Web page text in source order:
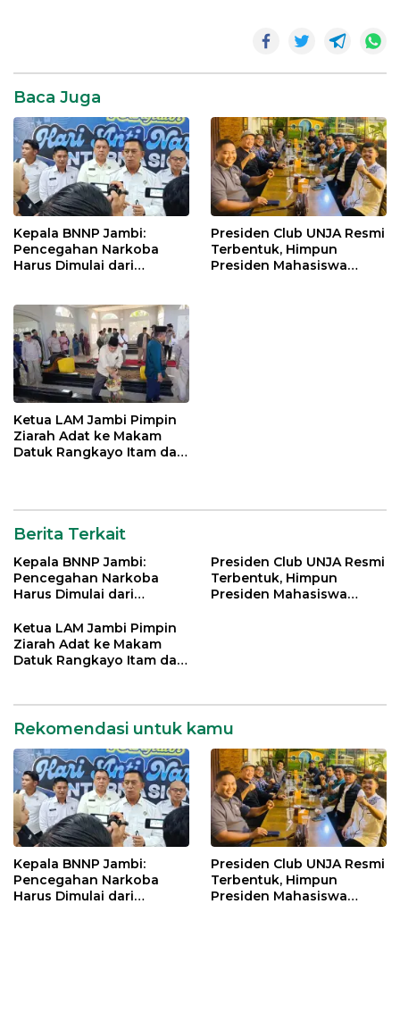
Baca Juga
Kepala BNNP Jambi:
Pencegahan Narkoba
Harus Dimulai dari
Presiden Club UNJA Resmi
Terbentuk, Himpun
Presiden Mahasiswa
Ketua LAM Jambi Pimpin
Ziarah Adat ke Makam
Datuk Rangkayo Itam dan
Berita Terkait
Kepala BNNP Jambi:
Pencegahan Narkoba
Harus Dimulai dari
Indonesia Emas 2045
Presiden Club UNJA Resmi
Terbentuk, Himpun
Presiden Mahasiswa
Ketua LAM Jambi Pimpin
Ziarah Adat ke Makam
Datuk Rangkayo Itam dan
Rekomendasi untuk kamu
Kepala BNNP Jambi:
Pencegahan Narkoba
Harus Dimulai dari
Presiden Club UNJA Resmi
Terbentuk, Himpun
Presiden Mahasiswa